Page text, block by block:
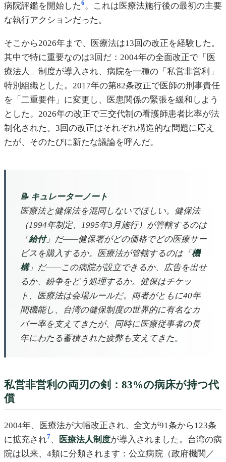
病院評鑑を開始した6。これは医療法施行後の最初の主要
な執行アクションだった。
そこから2026年まで、医療法は13回の改正を経験した。
其中で特に重要なのは3回だ：2004年の全面改正で「医
療法人」制度が導入され、病院を一種の「私営非営利」
特別組織とした。2017年の第82条改正で医師の刑事責任
を「二重要件」に変更し、医患関係の緊張を緩和しよう
とした。2026年の改正で三交代制の看護師患者比率が法
制化された。3回の改正はそれぞれ構造的な問題に応え
たが、そのたびに新たな議論を呼んだ。
📝 キュレーターノート
医療法と健保法を混同しないでほしい。健保法
（1994年制定、1995年3月施行）が管轄するのは
「給付」だ——健保署がどの価格でどの医療サー
ビスを購入するか。医療法が管轄するのは「機
構」だ——この病院が設立できるか、広告を出せ
るか、紛争をどう処理するか。健保はチケッ
ト、医療法は会場ルールだ。両者がともに40年
間機能し、台湾の健保制度の世界的に有名なカ
バー率を支えてきたが、同時に医療従事者の長
年にわたる蓄積された疲弊も支えてきた。
私営非営利の両刃の剣：83%の病床が持つ代
償
2004年、医療法が大幅改正され、全文が91条から123条
に拡充され7、 医療法人制度が導入されました。台湾の病
院は以来、4類に分類されます：公立病院（政府機関／